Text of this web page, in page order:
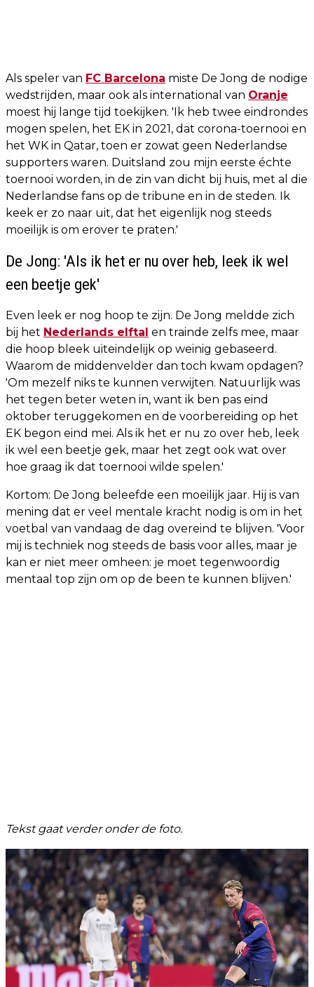
Als speler van FC Barcelona miste De Jong de nodige
wedstrijden, maar ook als international van Oranje
moest hij lange tijd toekijken. 'Ik heb twee eindrondes
mogen spelen, het EK in 2021, dat corona-toernooi en
het WK in Qatar, toen er zowat geen Nederlandse
supporters waren. Duitsland zou mijn eerste échte
toernooi worden, in de zin van dicht bij huis, met al die
Nederlandse fans op de tribune en in de steden. Ik
keek er zo naar uit, dat het eigenlijk nog steeds
moeilijk is om erover te praten.'
De Jong: 'Als ik het er nu over heb, leek ik wel
een beetje gek'
Even leek er nog hoop te zijn. De Jong meldde zich
bij het Nederlands elftal en trainde zelfs mee, maar
die hoop bleek uiteindelijk op weinig gebaseerd.
Waarom de middenvelder dan toch kwam opdagen?
'Om mezelf niks te kunnen verwijten. Natuurlijk was
het tegen beter weten in, want ik ben pas eind
oktober teruggekomen en de voorbereiding op het
EK begon eind mei. Als ik het er nu zo over heb, leek
ik wel een beetje gek, maar het zegt ook wat over
hoe graag ik dat toernooi wilde spelen.'
Kortom: De Jong beleefde een moeilijk jaar. Hij is van
mening dat er veel mentale kracht nodig is om in het
voetbal van vandaag de dag overeind te blijven. 'Voor
mij is techniek nog steeds de basis voor alles, maar je
kan er niet meer omheen: je moet tegenwoordig
mentaal top zijn om op de been te kunnen blijven.'
Tekst gaat verder onder de foto.